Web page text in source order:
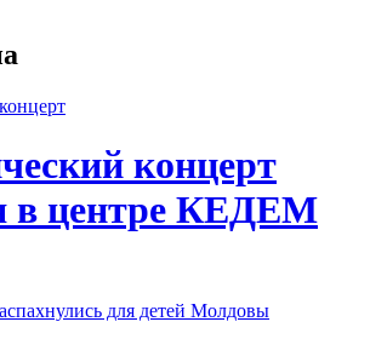
концерт
в центре КЕДЕМ
для детей Молдовы